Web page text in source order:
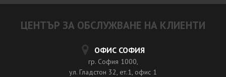
ЦЕНТЪР ЗА ОБСЛУЖВАНЕ НА КЛИЕНТИ
ОФИС СОФИЯ
гр. София 1000,
ул. Гладстон 32, ет.1, офис 1